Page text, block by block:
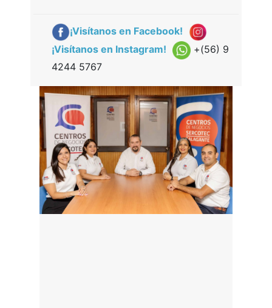
¡Visítanos en Facebook!
¡Visítanos en Instagram!
+(56) 9
4244 5767